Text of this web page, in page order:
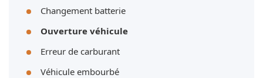
Changement batterie
Ouverture véhicule
Erreur de carburant
Véhicule embourbé